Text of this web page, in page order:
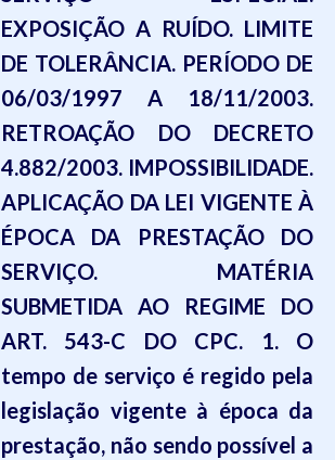
EXPOSIÇÃO A RUÍDO. LIMITE
DE TOLERÂNCIA. PERÍODO DE
06/03/1997 A 18/11/2003.
RETROAÇÃO DO DECRETO
4.882/2003. IMPOSSIBILIDADE.
APLICAÇÃO DA LEI VIGENTE À
ÉPOCA DA PRESTAÇÃO DO
SERVIÇO. MATÉRIA
SUBMETIDA AO REGIME DO
ART. 543-C DO CPC. 1. O
tempo de serviço é regido pela
legislação vigente à época da
prestação, não sendo possível a